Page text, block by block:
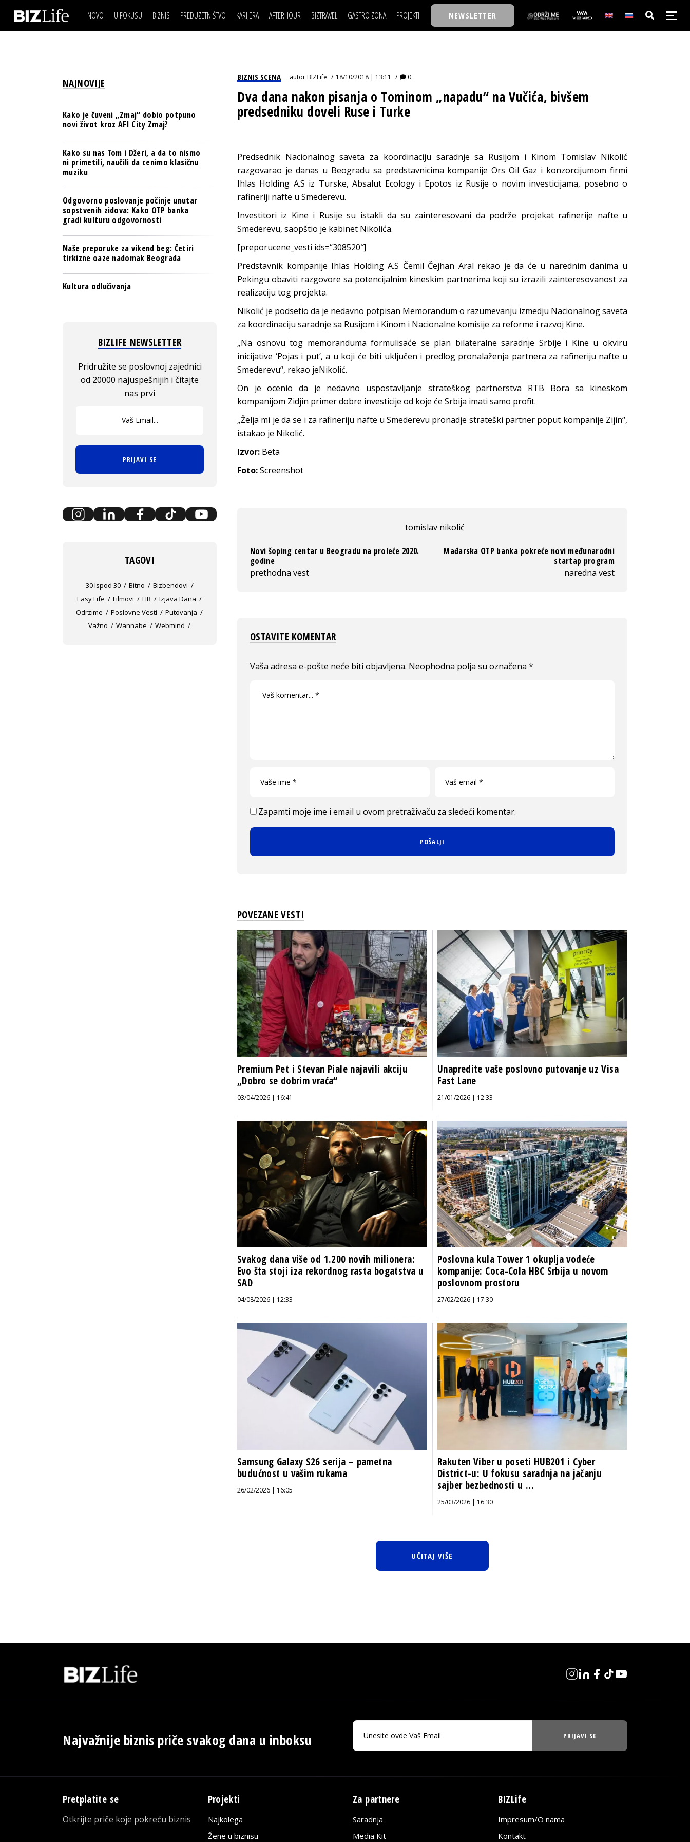
NOVO U FOKUSU BIZNIS
BREND I KOMUNIKACIJE
BANKE
OSIGURANJE
TECH I AI
PULS REGIONA
NOVO NA RAFU
PREDUZETNIŠTVO KARIJERA
MOJ UGAO
USAVRŠAVANJE
AFTERHOUR
AUTO SVET
STIL
BIZTRAVEL GASTRO ZONA PROJEKTI
BACK TO OFFICE/SCHOOL
BMW BIZNIS LIGA
NEWSLETTER
IZJAVA DANABIZNIS SCENA
OSIGURANJE
TECH I AI
PULS REGIONA
POSAO
USAVRŠAVANJE
KNOW-HOW
FILM I SCENA
STIL
WELLBEING
NAJKOLEGA
BACK TO OFFICE/SCHOOL
BIZBENDOVI
BIZKOLEGIJUM
IZJAVA GODINE
BIZNIS SCENA autorBIZLife 18/10/2018 | 13:11 0
Dva dana nakon pisanja o Tominom „napadu“ na Vučića, bivšem
predsedniku doveli Ruse i Turke
Predsednik Nacionalnog saveta za koordinaciju saradnje sa Rusijom i Kinom Tomislav Nikolić
razgovarao je danas u Beogradu sa predstavnicima kompanije Ors Oil Gaz i konzorcijumom firmi
Ihlas Holding A.S iz Turske, Absalut Ecology i Epotos iz Rusije o novim investicijama, posebno o
rafineriji nafte u Smederevu.
Investitori iz Kine i Rusije su istakli da su zainteresovani da podrže projekat rafinerije nafte u
Smederevu, saopštio je kabinet Nikolića.
[preporucene_vesti ids=“308520″]
Predstavnik kompanije Ihlas Holding A.S Čemil Čejhan Aral rekao je da će u narednim danima u
Pekingu obaviti razgovore sa potencijalnim kineskim partnerima koji su izrazili zainteresovanost za
realizaciju tog projekta.
Nikolić je podsetio da je nedavno potpisan Memorandum o razumevanju izmedju Nacionalnog saveta
za koordinaciju saradnje sa Rusijom i Kinom i Nacionalne komisije za reforme i razvoj Kine.
„Na osnovu tog memoranduma formulisaće se plan bilateralne saradnje Srbije i Kine u okviru
inicijative ‘Pojas i put’, a u koji će biti uključen i predlog pronalaženja partnera za rafineriju nafte u
Smederevu“, rekao jeNikolić.
On je ocenio da je nedavno uspostavljanje strateškog partnerstva RTB Bora sa kineskom
kompanijom Zidjin primer dobre investicije od koje će Srbija imati samo profit.
„Želja mi je da se i za rafineriju nafte u Smederevu pronadje strateški partner poput kompanije Zijin“,
istakao je Nikolić.
Izvor: Beta
Foto:Screenshot
tomislav nikolić
Novi šoping centar u Beogradu na proleće 2020.
godine
prethodna vest
Mađarska OTP banka pokreće novi međunarodni
startap program
naredna vest
OSTAVITE KOMENTAR
Vaša adresa e-pošte neće biti objavljena. Neophodna polja su označena *
Zapamti moje ime i email u ovom pretraživaču za sledeći komentar.
POVEZANE VESTI
Premium Pet i Stevan Piale najavili akciju
„Dobro se dobrim vraća“
03/04/2026 | 16:41
Unapredite vaše poslovno putovanje uz Visa
Fast Lane
21/01/2026 | 12:33
Svakog dana više od 1.200 novih milionera:
Evo šta stoji iza rekordnog rasta bogatstva u
SAD
04/08/2026 | 12:33
Poslovna kula Tower 1 okuplja vodeće
kompanije: Coca-Cola HBC Srbija u novom
poslovnom prostoru
27/02/2026 | 17:30
Samsung Galaxy S26 serija – pametna
budućnost u vašim rukama
26/02/2026 | 16:05
Rakuten Viber u poseti HUB201 i Cyber
District-u: U fokusu saradnja na jačanju
sajber bezbednosti u ...
25/03/2026 | 16:30
UČITAJ VIŠE
NAJNOVIJE
Kako je čuveni „Zmaj“ dobio potpuno
novi život kroz AFI City Zmaj?
Kako su nas Tom i Džeri, a da to nismo
ni primetili, naučili da cenimo klasičnu
muziku
Odgovorno poslovanje počinje unutar
sopstvenih zidova: Kako OTP banka
gradi kulturu odgovornosti
Naše preporuke za vikend beg: Četiri
tirkizne oaze nadomak Beograda
Kultura odlučivanja
BIZLIFE NEWSLETTER
Pridružite se poslovnoj zajednici
od 20000 najuspešnijih i čitajte
nas prvi
PRIJAVI SE
TAGOVI
30 Ispod 30 Bitno
Bizbendovi
Easy Life
Filmovi HR
Izjava Dana
Odrzime
Poslovne Vesti
Putovanja
Važno
Wannabe Webmind
Najvažnije biznis priče svakog dana u inboksu PRIJAVI SE
Pretplatite se
Otkrijte priče koje pokreću biznis
Projekti
Najkolega
Žene u biznisu
Za partnere
Saradnja
Media Kit
BIZLife
Impresum/O nama
Kontakt